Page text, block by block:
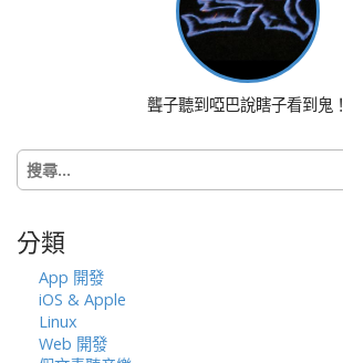
聾子聽到啞巴說瞎子看到鬼！
搜
尋
字:
分類
App 開發
iOS & Apple
Linux
Web 開發